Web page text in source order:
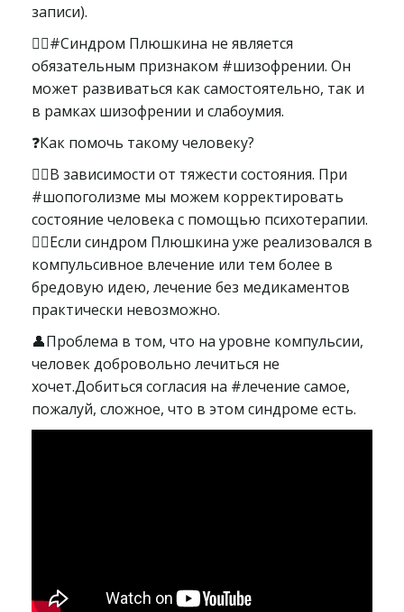
записи).
👨‍⚕#Синдром Плюшкина не является
обязательным признаком #шизофрении. Он
может развиваться как самостоятельно, так и
в рамках шизофрении и слабоумия.
❓Как помочь такому человеку?
👨‍⚕В зависимости от тяжести состояния. При
#шопоголизме мы можем корректировать
состояние человека с помощью психотерапии.
👨‍⚕Если синдром Плюшкина уже реализовался в
компульсивное влечение или тем более в
бредовую идею, лечение без медикаментов
практически невозможно.
👤Проблема в том, что на уровне компульсии,
человек добровольно лечиться не
хочет.Добиться согласия на #лечение самое,
пожалуй, сложное, что в этом синдроме есть.